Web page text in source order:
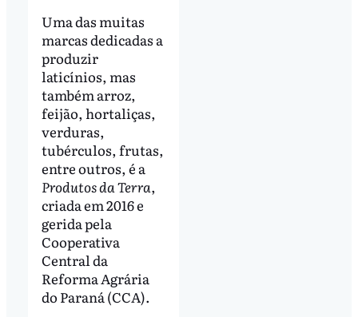
Uma das muitas
marcas dedicadas a
produzir
laticínios, mas
também arroz,
feijão, hortaliças,
verduras,
tubérculos, frutas,
entre outros, é a
Produtos da Terra,
criada em 2016 e
gerida pela
Cooperativa
Central da
Reforma Agrária
do Paraná (CCA).